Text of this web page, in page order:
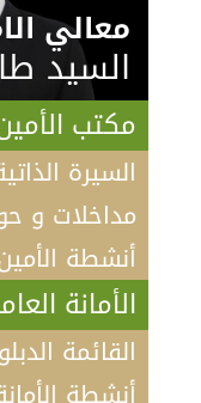
معالي
السيد
مكتب
السيرة
مداخلات و
أنشطة
الأمانة
القائمة